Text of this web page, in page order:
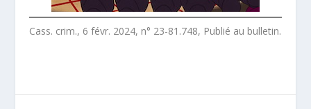
Cass. crim., 6 févr. 2024, n° 23-81.748, Publié au bulletin.